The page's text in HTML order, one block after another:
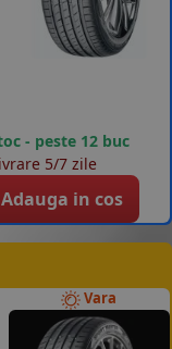
- peste 12 buc
5/7 zile
Adauga in cos
Vara